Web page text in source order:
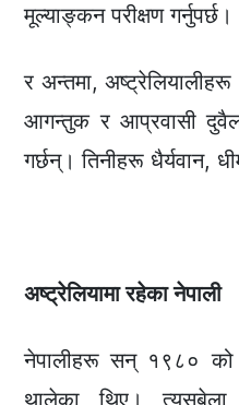
मूल्याङ्कन परीक्षण गर्नुपर्छ।
र अन्तमा,
आगन्तुक र आप्रवासी
गर्छन्। तिनीहरू धैर्यवान,
अष्ट्रेलियामा रहेका नेपाली
नेपालीहरू सन् १९८०
थालेका थिए। त्यसबेला